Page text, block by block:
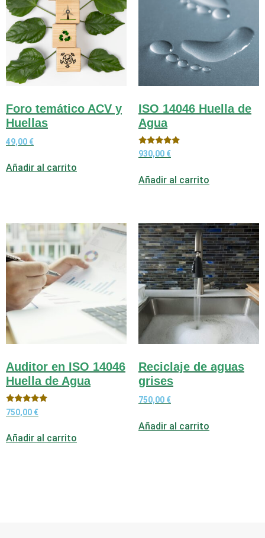
Foro temático ACV y
Huellas
49,00 €
Añadir al carrito
ISO 14046 Huella de
Agua
Valorado
con
de 5
930,00 €
Añadir al carrito
Auditor en ISO 14046
Huella de Agua
Valorado
con
de 5
750,00 €
Añadir al carrito
Reciclaje de aguas
grises
750,00 €
Añadir al carrito